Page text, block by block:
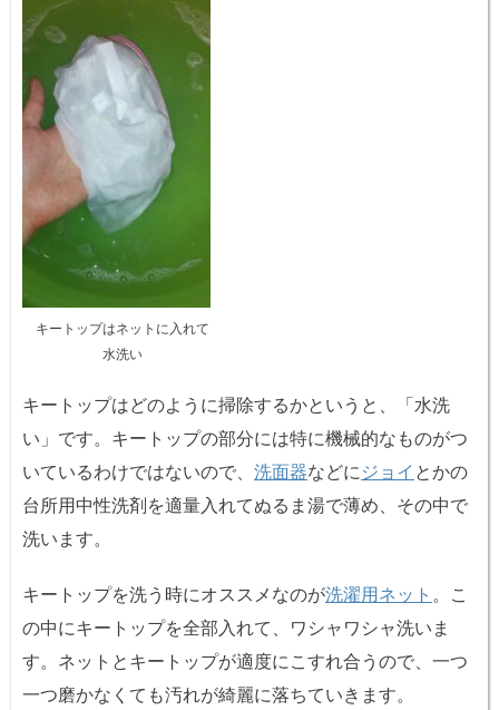
キートップはネットに入れて
水洗い
キートップはどのように掃除するかというと、「水洗
い」です。キートップの部分には特に機械的なものがつ
いているわけではないので、 洗面器などにジョイ とかの
台所用中性洗剤を適量入れてぬるま湯で薄め、その中で
洗います。
キートップを洗う時にオススメなのが洗濯用ネット 。こ
の中にキートップを全部入れて、ワシャワシャ洗いま
す。ネットとキートップが適度にこすれ合うので、一つ
一つ磨かなくても汚れが綺麗に落ちていきます。